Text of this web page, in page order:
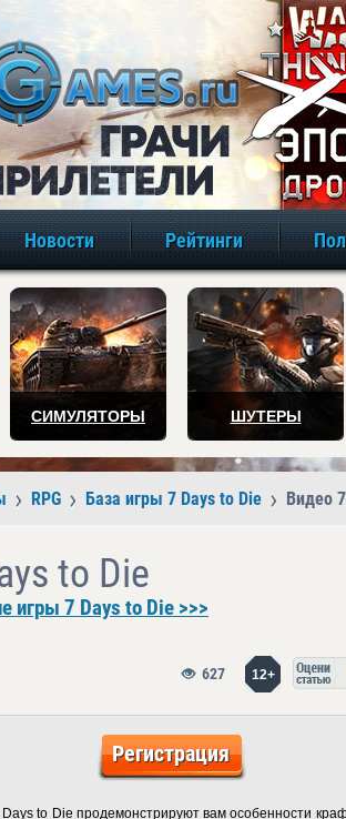
Новости Рейтинги
СИМУЛЯТОРЫ ШУТЕРЫ
RPG База игры 7 Days to Die Видео
to Die
игры 7 Days to Die >>>
12+
627
Регистрация
Days to Die продемонстрируют вам особенности